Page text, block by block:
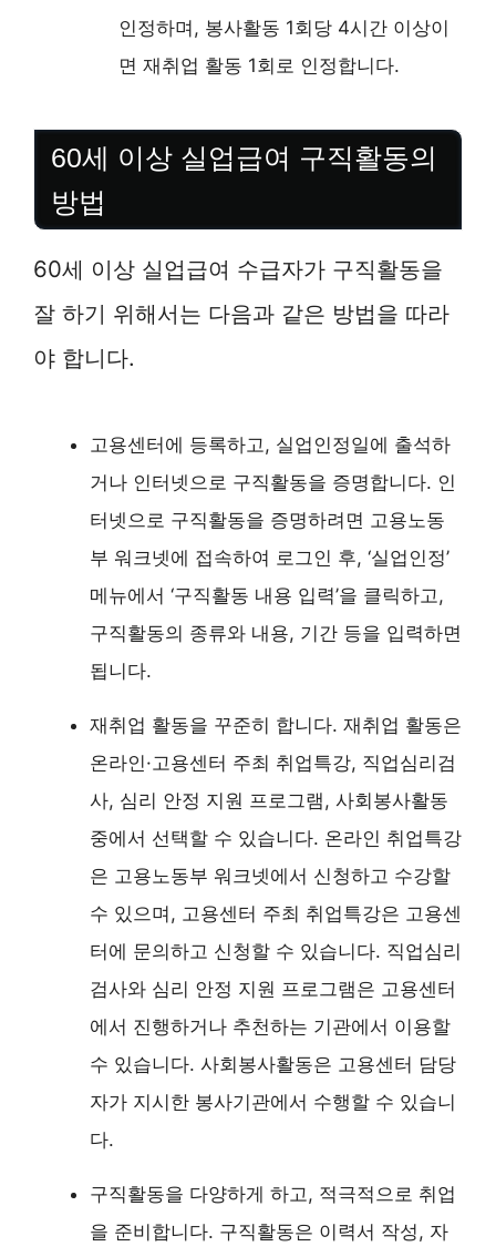
인정하며, 봉사활동 1회당 4시간 이상이
면 재취업 활동 1회로 인정합니다.
60세 이상 실업급여 구직활동의
방법
60세 이상 실업급여 수급자가 구직활동을
잘 하기 위해서는 다음과 같은 방법을 따라
야 합니다.
고용센터에 등록하고, 실업인정일에 출석하
거나 인터넷으로 구직활동을 증명합니다. 인
터넷으로 구직활동을 증명하려면 고용노동
부 워크넷에 접속하여 로그인 후, ‘실업인정’
메뉴에서 ‘구직활동 내용 입력’을 클릭하고,
구직활동의 종류와 내용, 기간 등을 입력하면
됩니다.
재취업 활동을 꾸준히 합니다. 재취업 활동은
온라인·고용센터 주최 취업특강, 직업심리검
사, 심리 안정 지원 프로그램, 사회봉사활동
중에서 선택할 수 있습니다. 온라인 취업특강
은 고용노동부 워크넷에서 신청하고 수강할
수 있으며, 고용센터 주최 취업특강은 고용센
터에 문의하고 신청할 수 있습니다. 직업심리
검사와 심리 안정 지원 프로그램은 고용센터
에서 진행하거나 추천하는 기관에서 이용할
수 있습니다. 사회봉사활동은 고용센터 담당
자가 지시한 봉사기관에서 수행할 수 있습니
다.
구직활동을 다양하게 하고, 적극적으로 취업
을 준비합니다. 구직활동은 이력서 작성, 자